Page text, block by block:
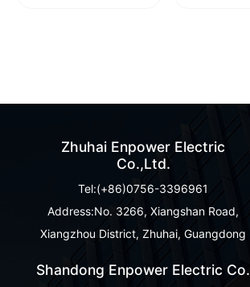
Zhuhai Enpower Electric
Co.,Ltd.
Tel:(+86)0756-3396961
Address:No. 3266, Xiangshan Road,
Xiangzhou District, Zhuhai, Guangdong
Shandong Enpower Electric Co.